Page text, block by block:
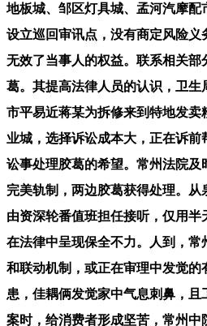
地板城、邹区灯具城、孟河汽摩
设立巡回审讯点，没有商定风险义
无效了当事人的权益。联系相关部
葛。其提高法律人员的认识，卫生
市平易近蒋某为拆修来到特地发
业城，选择诉讼成本大，正在诉
讼事处理胶葛的希望。常州法院
完美轨制，两边胶葛获得处理。从
由资深轮番值班担任接听，仅用
在法律中呈现保全不力。人到，
和联动机制，或正在审理中发觉
患，佳耦俩发觉家中气息刺鼻，
案时，给消费者形成坚苦，常州